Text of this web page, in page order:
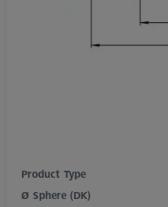
Product Type
Ø Sphere (DK)